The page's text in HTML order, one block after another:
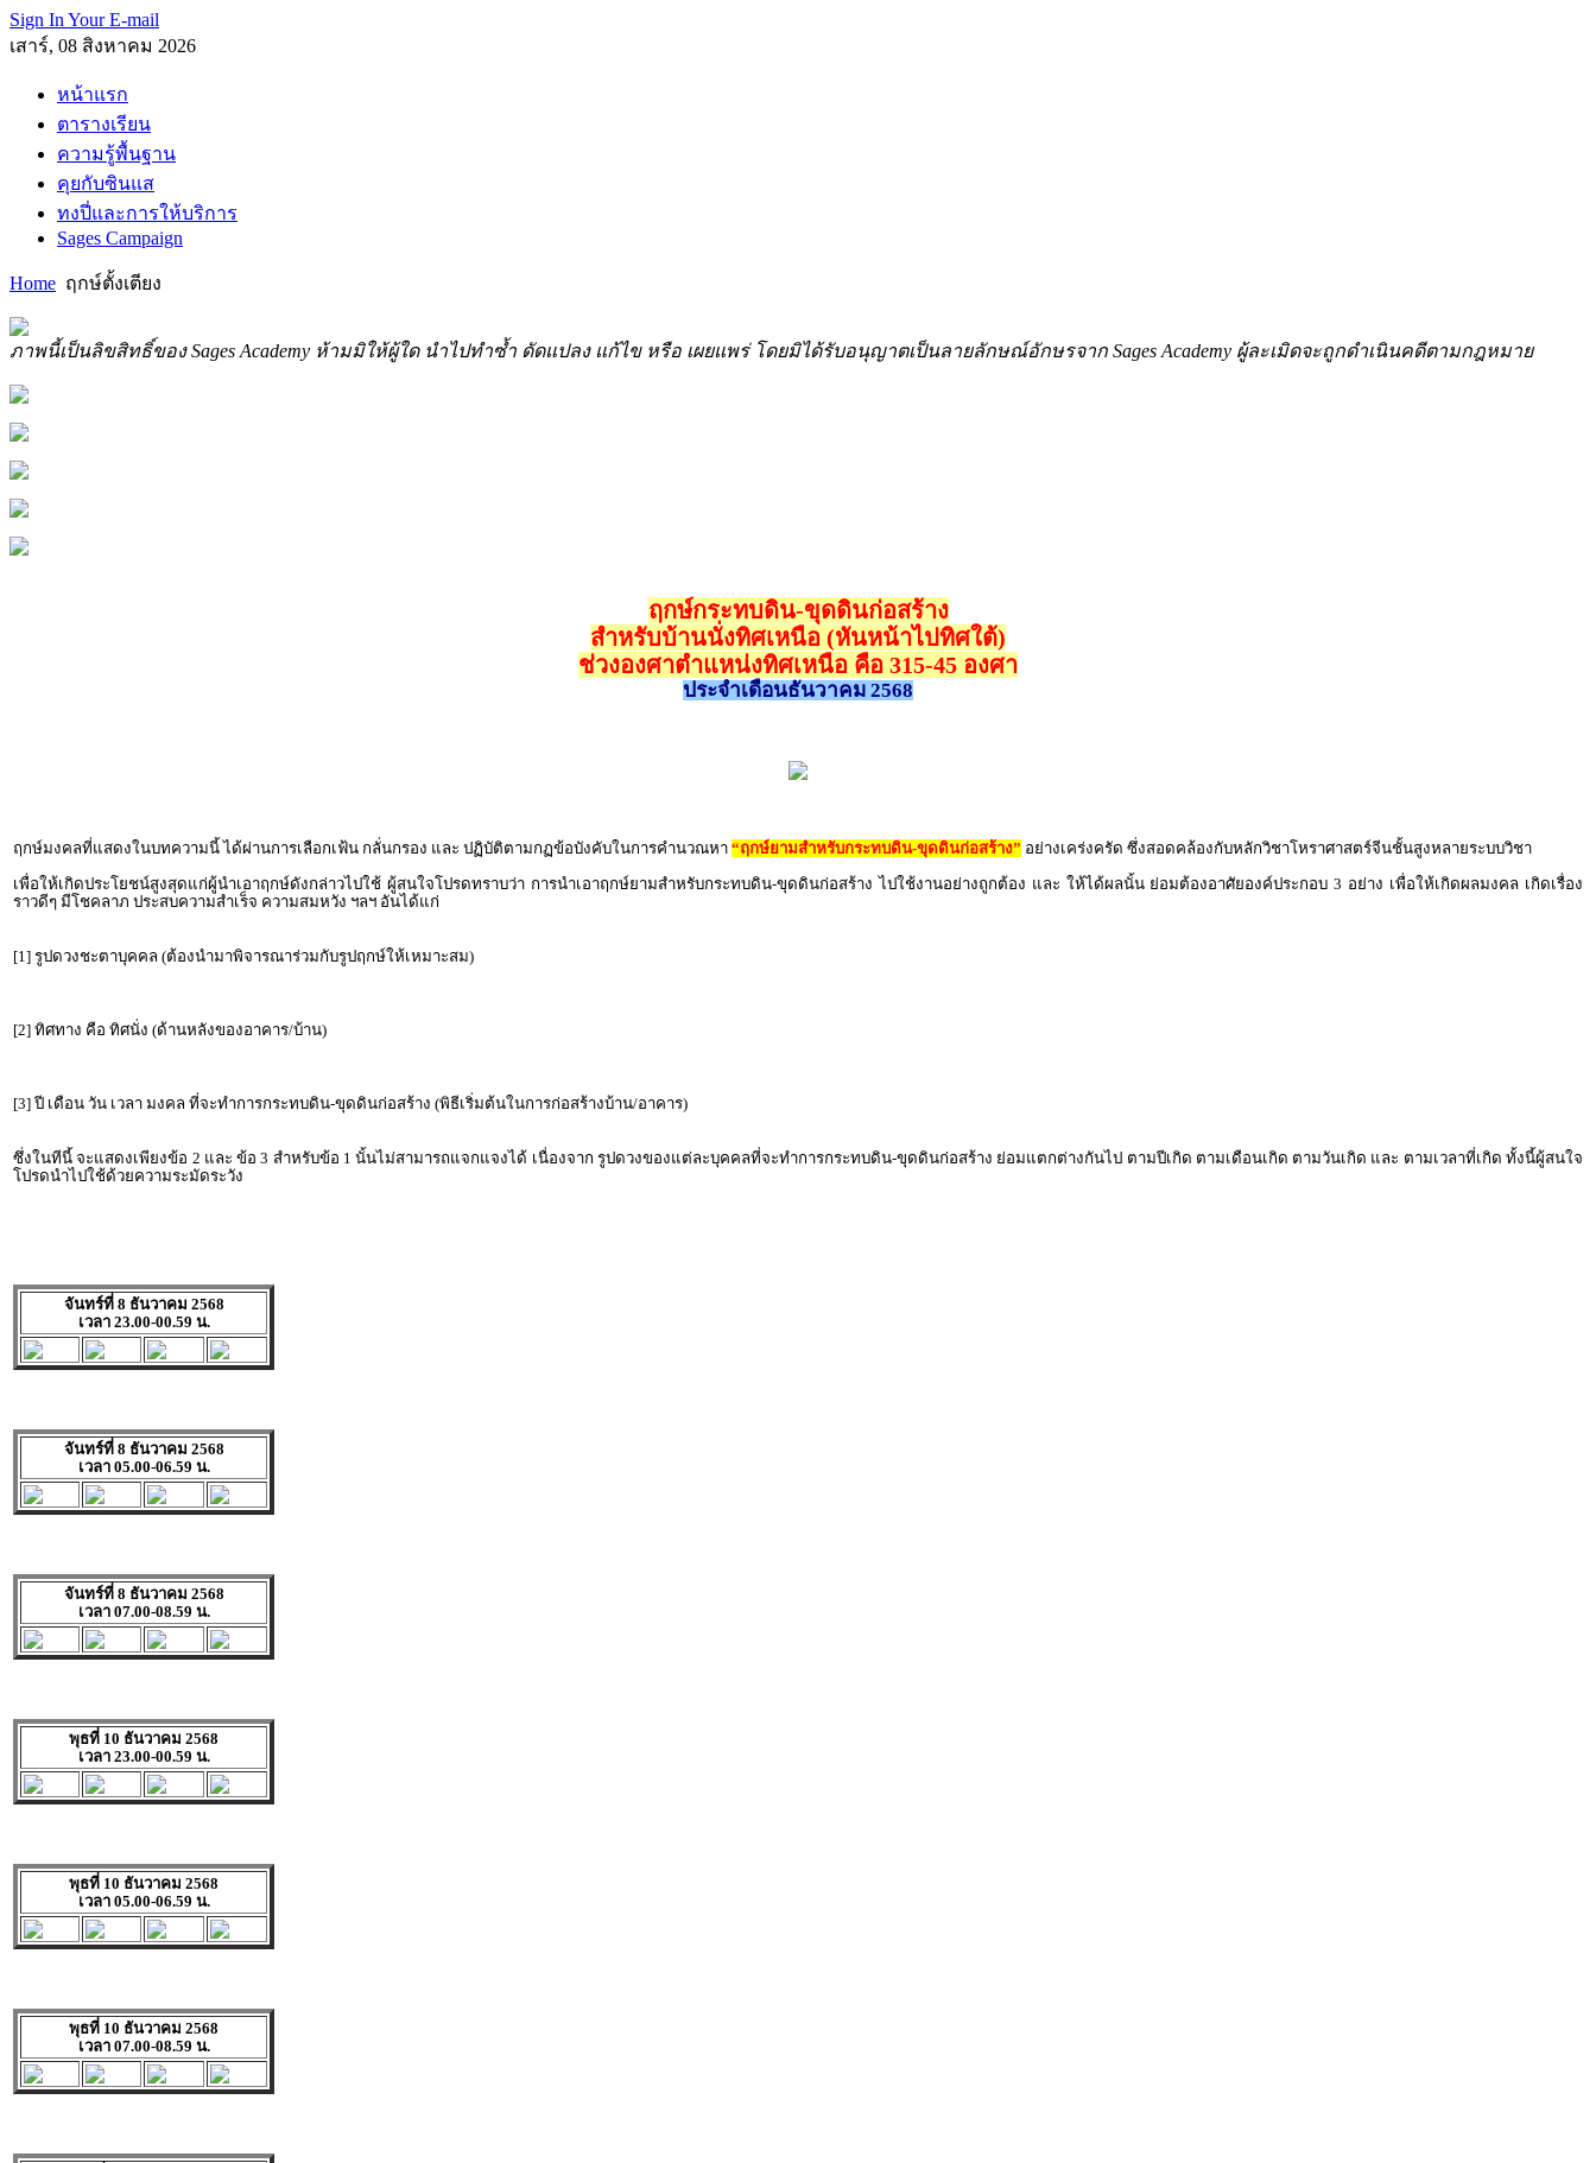
Sign In Your E-mail
เสาร์, 08 สิงหาคม 2026
หน้าแรก
ตารางเรียน
ความรู้พื้นฐาน
คุยกับซินแส
ทงปี่และการให้บริการ
Sages Campaign
Home ฤกษ์ตั้งเตียง
ภาพนี้เป็นลิขสิทธิ์ของ Sages Academy ห้ามมิให้ผู้ใด นำไปทำซ้ำ ดัดแปลง แก้ไข หรือ เผยแพร่ โดยมิได้รับอนุญาตเป็นลายลักษณ์อักษรจาก Sages Academy ผู้ละเมิดจะถูกดำเนินคดีตามกฎหมาย
ฤกษ์กระทบดิน-ขุดดินก่อสร้าง
สำหรับบ้านนั่งทิศเหนือ (หันหน้าไปทิศใต้)
ช่วงองศาตำแหน่งทิศเหนือ คือ 315-45 องศา
ประจำเดือนธันวาคม 2568
ฤกษ์มงคลที่แสดงในบทความนี้ ได้ผ่านการเลือกเฟ้น กลั่นกรอง และ ปฏิบัติตามกฏข้อบังคับในการคำนวณหา “ฤกษ์ยามสำหรับกระทบดิน-ขุดดินก่อสร้าง” อย่างเคร่งครัด ซึ่งสอดคล้องกับหลักวิชาโหราศาสตร์จีนชั้นสูงหลายระบบวิชา
เพื่อให้เกิดประโยชน์สูงสุดแก่ผู้นำเอาฤกษ์ดังกล่าวไปใช้ ผู้สนใจโปรดทราบว่า การนำเอาฤกษ์ยามสำหรับกระทบดิน-ขุดดินก่อสร้าง ไปใช้งานอย่างถูกต้อง และ ให้ได้ผลนั้น ย่อมต้องอาศัยองค์ประกอบ 3 อย่าง เพื่อให้เกิดผลมงคล เกิดเรื่อง
ราวดีๆ มีโชคลาภ ประสบความสำเร็จ ความสมหวัง ฯลฯ อันได้แก่
[1] รูปดวงชะตาบุคคล (ต้องนำมาพิจารณาร่วมกับรูปฤกษ์ให้เหมาะสม)
[2] ทิศทาง คือ ทิศนั่ง (ด้านหลังของอาคาร/บ้าน)
[3] ปี เดือน วัน เวลา มงคล ที่จะทำการกระทบดิน-ขุดดินก่อสร้าง (พิธีเริ่มต้นในการก่อสร้างบ้าน/อาคาร)
ซึ่งในทีนี้ จะแสดงเพียงข้อ 2 และ ข้อ 3 สำหรับข้อ 1 นั้นไม่สามารถแจกแจงได้ เนื่องจาก รูปดวงของแต่ละบุคคลที่จะทำการกระทบดิน-ขุดดินก่อสร้าง ย่อมแตกต่างกันไป ตามปีเกิด ตามเดือนเกิด ตามวันเกิด และ ตามเวลาที่เกิด ทั้งนี้ผู้สนใจ
โปรดนำไปใช้ด้วยความระมัดระวัง
จันทร์ที่ 8 ธันวาคม 2568
เวลา 23.00-00.59 น.
จันทร์ที่ 8 ธันวาคม 2568
เวลา 05.00-06.59 น.
จันทร์ที่ 8 ธันวาคม 2568
เวลา 07.00-08.59 น.
พุธที่ 10 ธันวาคม 2568
เวลา 23.00-00.59 น.
พุธที่ 10 ธันวาคม 2568
เวลา 05.00-06.59 น.
พุธที่ 10 ธันวาคม 2568
เวลา 07.00-08.59 น.